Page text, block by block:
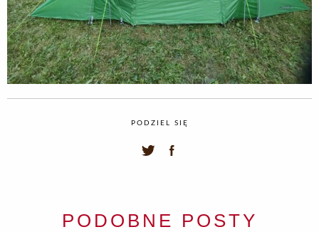
PODZIEL SIĘ
PODOBNE POSTY